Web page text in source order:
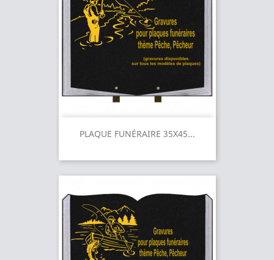
PLAQUE FUNÉRAIRE 35X45...